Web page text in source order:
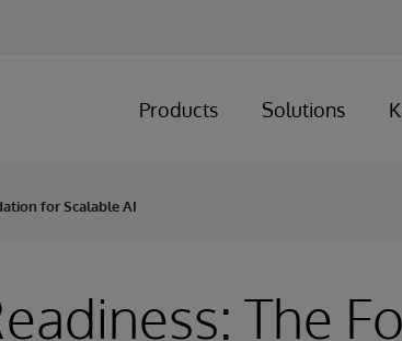
Products Solutions
for Scalable AI
The